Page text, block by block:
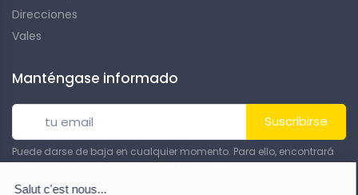
Direcciones
Vales
Manténgase informado
Suscribirse
Puede darse de baja en cualquier momento. Para ello, encontrará
nuestros datos de contacto en el aviso legal.